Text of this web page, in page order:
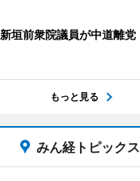
新垣前衆院議員が中道離党
もっと見る
みん経トピックス